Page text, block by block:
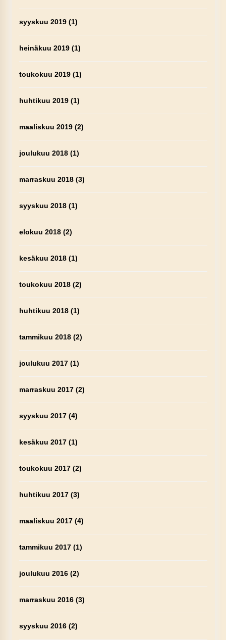
syyskuu 2019(1)
heinäkuu 2019(1)
toukokuu 2019(1)
huhtikuu 2019(1)
maaliskuu 2019(2)
joulukuu 2018(1)
marraskuu 2018(3)
syyskuu 2018(1)
elokuu 2018(2)
kesäkuu 2018(1)
toukokuu 2018(2)
huhtikuu 2018(1)
tammikuu 2018(2)
joulukuu 2017(1)
marraskuu 2017(2)
syyskuu 2017(4)
kesäkuu 2017(1)
toukokuu 2017(2)
huhtikuu 2017(3)
maaliskuu 2017(4)
tammikuu 2017(1)
joulukuu 2016(2)
marraskuu 2016(3)
syyskuu 2016(2)